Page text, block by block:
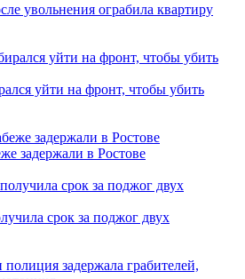
увольнения ограбила квартиру
уйти на фронт, чтобы убить
задержали в Ростове
срок за поджог двух